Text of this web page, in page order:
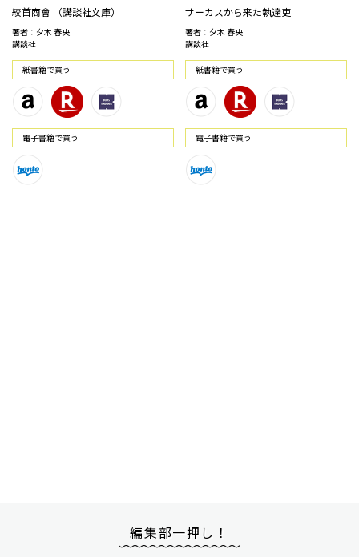
絞首商會 （講談社文庫）
著者：夕木 春央
講談社
紙書籍で買う
電⼦書籍で買う
サーカスから来た執達吏
著者：夕木 春央
講談社
紙書籍で買う
電⼦書籍で買う
編集部一押し！